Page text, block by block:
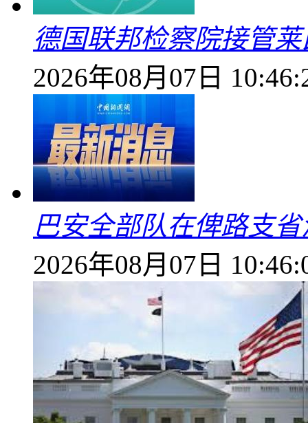
德国联邦检察院接管
2026年08月07日
巴安全部队在俾路支
2026年08月07日